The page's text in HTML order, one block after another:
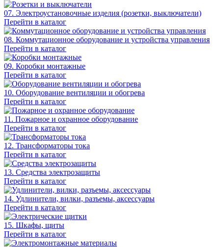
07. Электроустановочные изделия (розетки, выключатели)
Перейти в каталог
08. Коммутационное оборудование и устройства управления
Перейти в каталог
09. Коробки монтажные
Перейти в каталог
10. Оборудование вентиляции и обогрева
Перейти в каталог
11. Пожарное и охранное оборудование
Перейти в каталог
12. Трансформаторы тока
Перейти в каталог
13. Средства электрозащиты
Перейти в каталог
14. Удлинители, вилки, разъемы, аксессуары
Перейти в каталог
15. Шкафы, щиты
Перейти в каталог